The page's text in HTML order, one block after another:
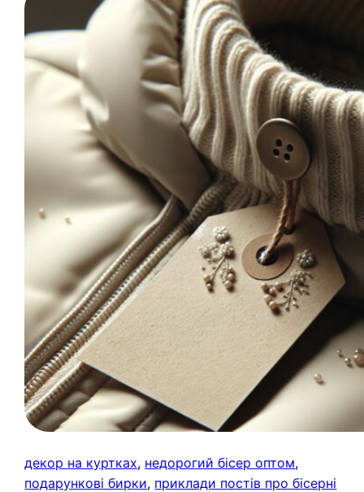
декор на куртках, недорогий бісер оптом
подарункові бирки, приклади постів про бісерні